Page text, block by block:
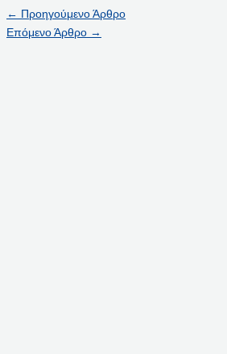
← Προηγούμενο Άρθρο
Επόμενο Άρθρο →